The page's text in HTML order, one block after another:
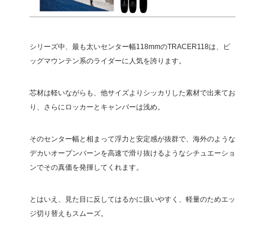
シリーズ中、最も太いセンター幅118mmのTRACER118は、ビ
ッグマウンテン系のライダーに人気を誇ります。
芯材は軽いながらも、他サイズよりシッカリした素材で出来てお
り、さらにロッカーとキャンバーは浅め。
そのセンター幅と相まって浮力と安定感が抜群で、海外のような
デカいオープンバーンを高速で滑り抜けるようなシチュエーショ
ンでその真価を発揮してくれます。
とはいえ、見た目に反してはるかに扱いやすく、軽量のためエッ
ジ切り替えもスムーズ。